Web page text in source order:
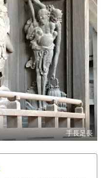
手長足長